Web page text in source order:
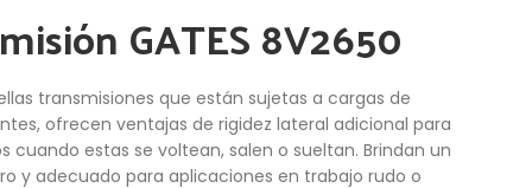
GATES 8V2650
transmisiones que están sujetas a cargas de
ofrecen ventajas de rigidez lateral adicional para
cuando estas se voltean, salen o sueltan. Brindan un
y adecuado para aplicaciones en trabajo rudo o